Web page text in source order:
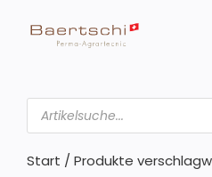
Inhalt
Products
search
Start / Produkte